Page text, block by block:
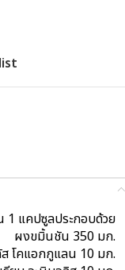
1 แคปซูลประกอบด้วย
ผงขมิ้นชัน 350 มก.
โคแอกกูแลน 10 มก.